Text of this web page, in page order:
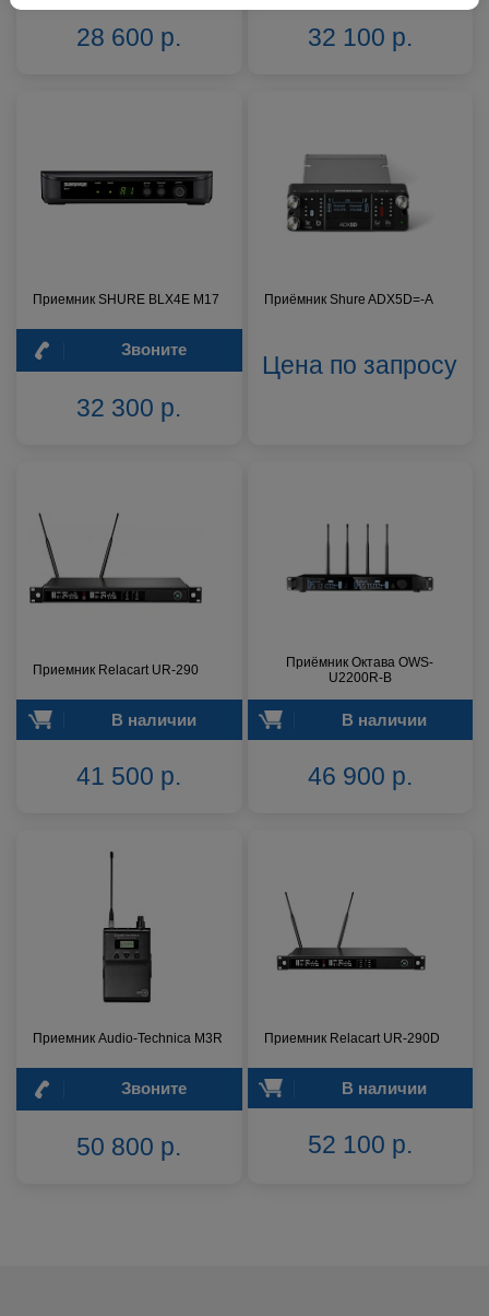
28 600 р. 32 100 р.
Приемник SHURE BLX4E M17
Звоните
32 300 р.
Приёмник Shure ADX5D=-A
Цена по запросу
Приемник Relacart UR-290
В наличии
41 500 р.
Приёмник Октава OWS-
U2200R-B
В наличии
46 900 р.
Приемник Audio-Technica M3R
Звоните
50 800 р.
Приемник Relacart UR-290D
В наличии
52 100 р.